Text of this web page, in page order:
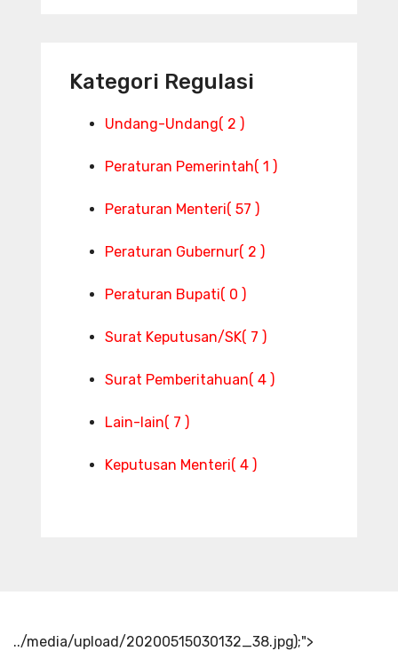
Kategori Regulasi
Undang-Undang( 2 )
Peraturan Pemerintah( 1 )
Peraturan Menteri( 57 )
Peraturan Gubernur( 2 )
Peraturan Bupati( 0 )
Surat Keputusan/SK( 7 )
Surat Pemberitahuan( 4 )
Lain-lain( 7 )
Keputusan Menteri( 4 )
../media/upload/20200515030132_38.jpg);">